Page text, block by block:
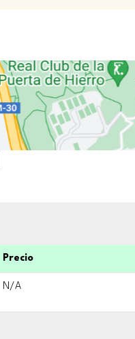
Precio
N/A